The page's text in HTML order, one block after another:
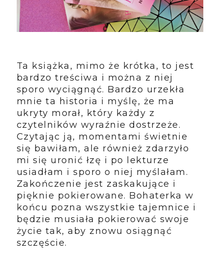
Ta książka, mimo że krótka, to jest
bardzo treściwa i można z niej
sporo wyciągnąć. Bardzo urzekła
mnie ta historia i myślę, że ma
ukryty morał, który każdy z
czytelników wyraźnie dostrzeże.
Czytając ją, momentami świetnie
się bawiłam, ale również zdarzyło
mi się uronić łzę i po lekturze
usiadłam i sporo o niej myślałam.
Zakończenie jest zaskakujące i
pięknie pokierowane. Bohaterka w
końcu pozna wszystkie tajemnice i
będzie musiała pokierować swoje
życie tak, aby znowu osiągnąć
szczęście.